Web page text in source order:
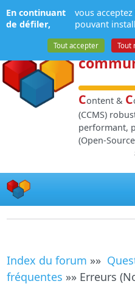
NPDS
Content & C
(CCMS)
performant,
(Open-
Index du forum »»
fréquentes »» Erreurs
Panneau de gestion des cookies
En continuant
de défiler,
vous
pouvant
Tout accepter Tout